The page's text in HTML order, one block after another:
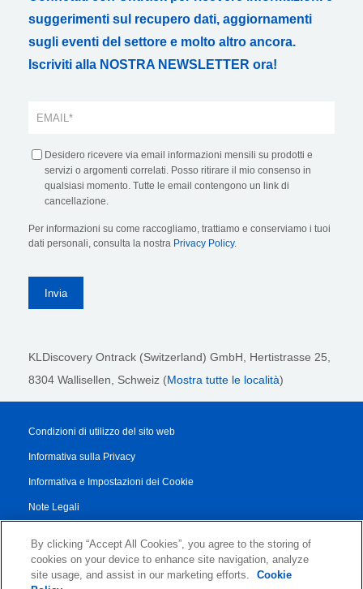
suggerimenti sul recupero dati, aggiornamenti
sugli eventi del settore e molto altro ancora.
Iscriviti alla NOSTRA NEWSLETTER ora!
Desidero ricevere via email informazioni mensili su prodotti e
servizi o argomenti correlati. Posso ritirare il mio consenso in
qualsiasi momento. Tutte le email contengono un link di
cancellazione.
Per informazioni su come raccogliamo, trattiamo e conserviamo i tuoi
dati personali, consulta la nostra Privacy Policy.
KLDiscovery Ontrack (Switzerland) GmbH, Hertistrasse 25,
8304 Wallisellen, Schweiz (Mostra tutte le località)
Condizioni di utilizzo del sito web
Informativa sulla Privacy
Informativa e Impostazioni dei Cookie
Note Legali
Termini di Servizio
Accordo di Collaborazione con i Partner
By clicking “Accept All Cookies”, you agree to the storing of
cookies on your device to enhance site navigation, analyze
site usage, and assist in our marketing efforts.
Cookie